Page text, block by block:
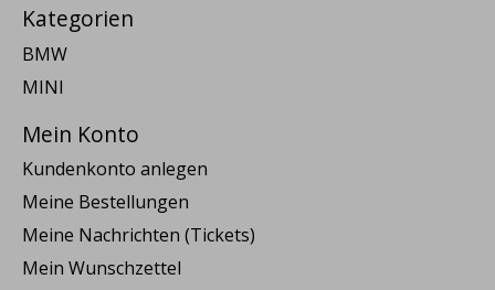
Kategorien
BMW
MINI
Mein Konto
Kundenkonto anlegen
Meine Bestellungen
Meine Nachrichten (Tickets)
Mein Wunschzettel